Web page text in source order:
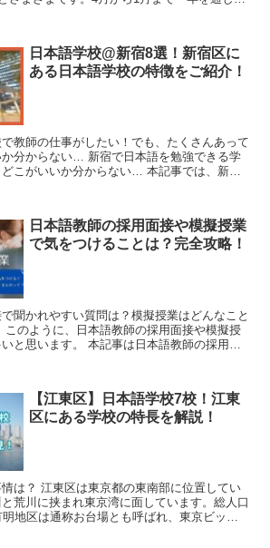
のヨーロッパ圏、アメリカなど世界65カ国
もあります。世界各国から学生が集まってい
じて国際交流の機会を得たいと考えている学
たりです。
日本語学校@新宿8選！新宿区に
ある日本語学校の特徴をご紹介！
教師の仕事がしたい！でも、たくさんあって
宿で日本語を勉強できる学
いか分からない… 本記事では、新宿
日本語教師の採用面接や模擬授業
で気をつけることは？完全攻略！
聞かれやすい質問は？模擬授業はどんなこと
記事は日本語教師の採用面
【江東区】日本語学校7校！江東
区にある学校の特長を解説！
部に位置してい
荒川に挟まれ東京湾に面しています。総人口
地区は通称お台場とも呼ばれ、東京ビッグ